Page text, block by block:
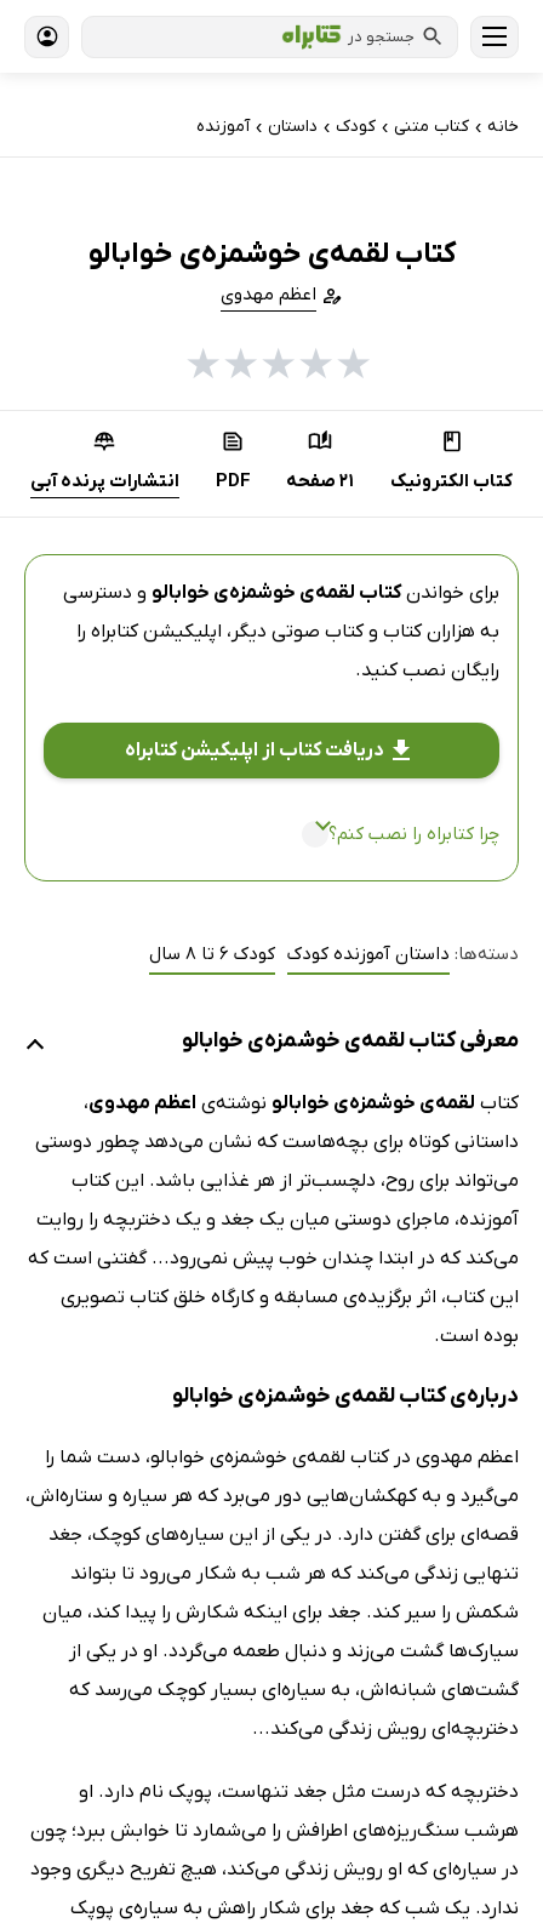
جستجو در
خانه › کتاب‌ متنی › کودک › داستان › آموزنده
کتاب لقمه‌ی خوشمزه‌ی خوابالو
اعظم مهدوی
★
★
★
★
★
کتاب الکترونیک 21 صفحه PDF انتشارات پرنده آبی
برای خواندنکتاب لقمه‌ی خوشمزه‌ی خوابالو و دسترسی
به هزاران کتاب و کتاب صوتی دیگر، اپلیکیشن کتابراه را
رایگان نصب کنید.
دریافت کتاب از اپلیکیشن کتابراه
چرا کتابراه را نصب کنم؟
دسته‌ها: داستان آموزنده کودک کودک 6 تا 8 سال
معرفی کتاب لقمه‌ی خوشمزه‌ی خوابالو
کتاب لقمه‌ی خوشمزه‌ی خوابالو نوشته‌ی اعظم مهدوی،
داستانی کوتاه برای بچه‌هاست که نشان می‌دهد چطور دوستی
می‌تواند برای روح، دلچسب‌تر از هر غذایی باشد. این کتاب
آموزنده، ماجرای دوستی میان یک جغد و یک دختربچه را روایت
می‌کند که در ابتدا چندان خوب پیش نمی‌رود... گفتنی است که
این کتاب، اثر برگزیده‌ی مسابقه و کارگاه خلق کتاب تصویری
بوده است.
درباره‌ی کتاب لقمه‌ی خوشمزه‌ی خوابالو
اعظم مهدوی در کتاب لقمه‌ی خوشمزه‌ی خوابالو، دست شما را
می‌گیرد و به کهکشان‌هایی دور می‌برد که هر سیاره و ستاره‌اش،
قصه‌ای برای گفتن دارد. در یکی از این سیاره‌های کوچک، جغد
تنهایی زندگی می‌کند که هر شب به شکار می‌رود تا بتواند
شکمش را سیر کند. جغد برای اینکه شکارش را پیدا کند، میان
سیارک‌ها گشت می‌زند و دنبال طعمه می‌گردد. او در یکی از
گشت‌های شبانه‌اش، به سیاره‌ای بسیار کوچک می‌رسد که
دختربچه‌ای رویش زندگی می‌کند...
دختربچه که درست مثل جغد تنهاست، پوپک نام دارد. او
هرشب سنگ‌ریزه‌های اطرافش را می‌شمارد تا خوابش ببرد؛ چون
در سیاره‌ای که او رویش زندگی می‌کند، هیچ تفریح دیگری وجود
ندارد. یک شب که جغد برای شکار راهش به سیاره‌ی پوپک